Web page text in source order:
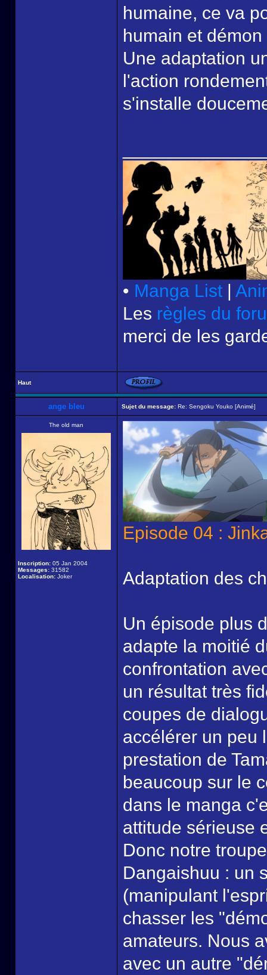
humaine, ce va
humain et
Une adaptation
l'action
s'installe
• Manga List |
Les règles du
merci de les
Haut
ange bleu Sujet du message: Re: Sengoku Youko [Animé]
The old man
Inscription: 05 Jan 2004
Messages: 31582
Localisation: Joker
Episode 04 :
Adaptation des
Un épisode plus
adapte la moitié
confrontation
un résultat très
coupes de
accélérer un peu
prestation de
beaucoup sur le
dans le manga
attitude sérieuse
Donc notre
Dangaishuu : un
(manipulant
chasser les
amateurs. Nous
avec un autre